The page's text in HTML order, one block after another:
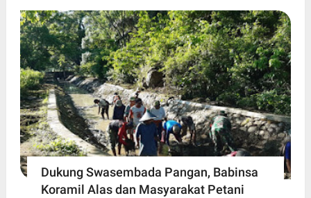
Dukung Swasembada Pangan, Babinsa
Koramil Alas dan Masyarakat Petani